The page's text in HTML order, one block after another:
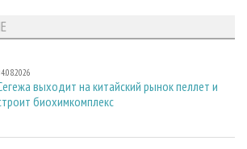
выходит на китайский рынок пеллет и
биохимкомплекс